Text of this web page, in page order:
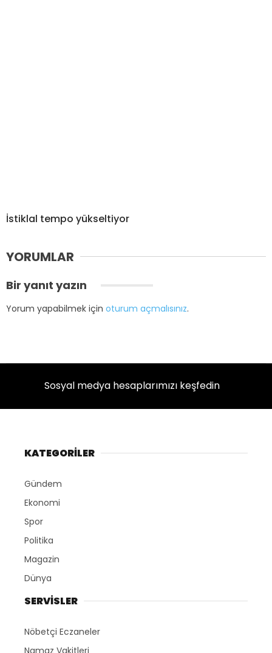
İstiklal tempo yükseltiyor
YORUMLAR
Bir yanıt yazın
Yorum yapabilmek için oturum açmalısınız.
Sosyal medya hesaplarımızı keşfedin
KATEGORİLER
Gündem
Ekonomi
Spor
Politika
Magazin
Dünya
SERVİSLER
Nöbetçi Eczaneler
Namaz Vakitleri